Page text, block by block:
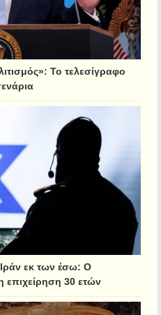
Το τελεσίγραφο
εκ των έσω: Ο
επιχείρηση 30 ετών